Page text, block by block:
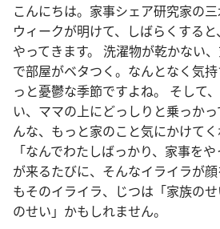
こんにちは。家事シェア研究家の
ウィークが明けて、しばらくする
やってきます。 洗濯物が乾かない
で部屋がベタつく。なんとなく気
っと憂鬱な季節ですよね。 そして
い、ママの上にどっしりと乗っか
んな、もっと家のこと気にかけてく
「なんでわたしばっかり、家事を
が来るたびに、そんなイライラが
もそのイライラ、じつは「家族の
のせい」かもしれません。